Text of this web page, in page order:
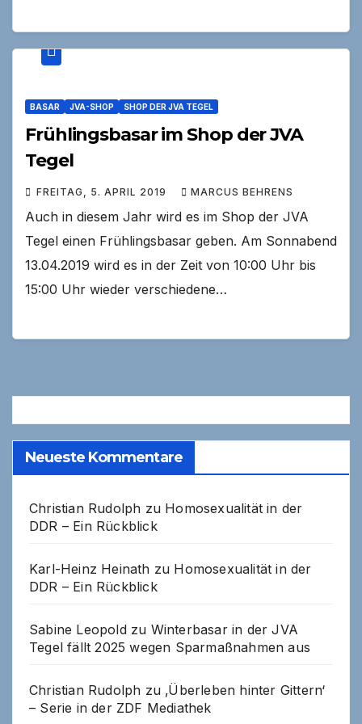
BASAR JVA-SHOP SHOP DER JVA TEGEL
Frühlingsbasar im Shop der JVA
Tegel
FREITAG, 5. APRIL 2019 MARCUS BEHRENS
Auch in diesem Jahr wird es im Shop der JVA
Tegel einen Frühlingsbasar geben. Am Sonnabend
13.04.2019 wird es in der Zeit von 10:00 Uhr bis
15:00 Uhr wieder verschiedene…
Neueste Kommentare
Christian Rudolph zu Homosexualität in der
DDR – Ein Rückblick
Karl-Heinz Heinath zu Homosexualität in der
DDR – Ein Rückblick
Sabine Leopoldzu Winterbasar in der JVA
Tegel fällt 2025 wegen Sparmaßnahmen aus
Christian Rudolph zu ‚Überleben hinter Gittern‘
– Serie in der ZDF Mediathek